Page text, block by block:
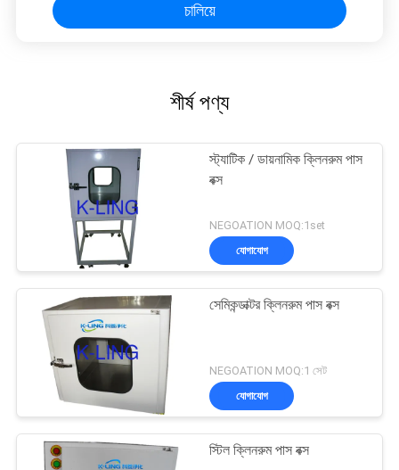
চালিয়ে
শীর্ষ পণ্য
স্ট্যাটিক / ডায়নামিক ক্লিনরুম পাস
বক্স
NEGOATION MOQ:1set
যোগাযোগ
সেমিকন্ডাক্টর ক্লিনরুম পাস বক্স
NEGOATION MOQ:1 সেট
যোগাযোগ
স্টিল ক্লিনরুম পাস বক্স